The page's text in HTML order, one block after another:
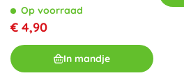
Op voorraad
€ 4,90
In mandje